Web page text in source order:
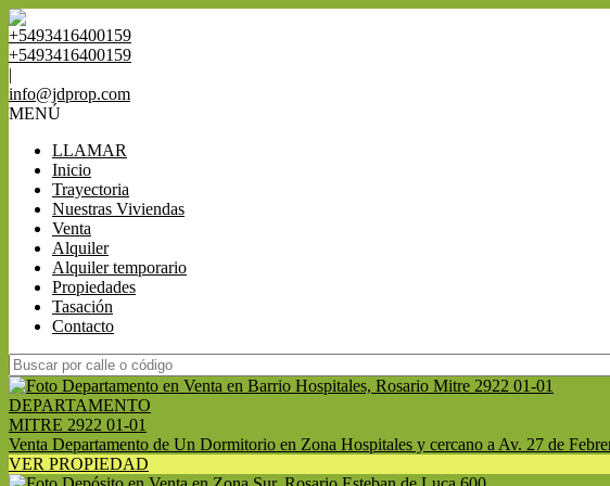
+5493416400159
+5493416400159
|
info@jdprop.com
MENÚ
LLAMAR
Inicio
Trayectoria
Nuestras Viviendas
Venta
Alquiler
Alquiler temporario
Propiedades
Tasación
Contacto
DEPARTAMENTO
MITRE 2922 01-01
Venta Departamento de Un Dormitorio en Zona Hospitales y cercano a Av. 27 de
VER PROPIEDAD